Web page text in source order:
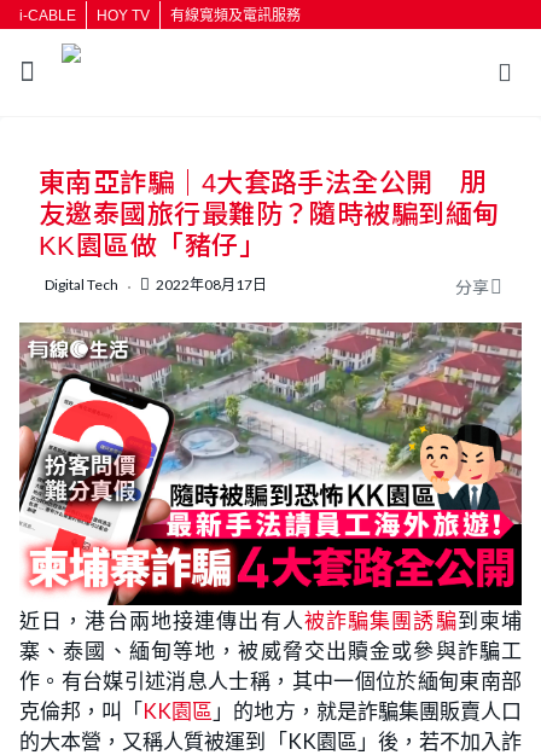
i-CABLE HOY TV 有線寬頻及電訊服務
按輸入鍵開始搜尋
東南亞詐騙｜4大套路手法全公開 朋
友邀泰國旅行最難防？隨時被騙到緬甸
KK園區做「豬仔」
Digital Tech 2022年08月17日 分享
近日，港台兩地接連傳出有人被詐騙集團誘騙到柬埔
寨、泰國、緬甸等地，被威脅交出贖金或參與詐騙工
作。有台媒引述消息人士稱，其中一個位於緬甸東南部
克倫邦，叫「KK園區 」的地方，就是詐騙集團販賣人口
的大本營，又稱人質被運到「KK園區」後，若不加入詐